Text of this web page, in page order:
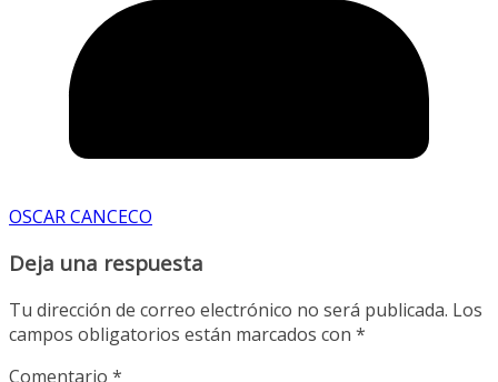
OSCAR CANCECO
Deja una respuesta
Tu dirección de correo electrónico no será publicada. Los
campos obligatorios están marcados con *
Comentario *